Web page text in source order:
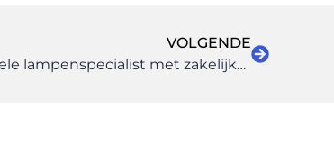
VOLGENDE
LED Design Holland is een professionele lampenspecialist met zakelijke klanten